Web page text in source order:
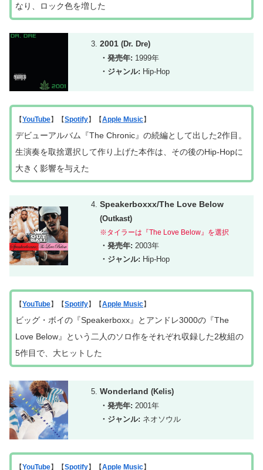
なり、ロック色を増した
2001(Dr. Dre)
・発売年: 1999年
・ジャンル: Hip-Hop
【YouTube】【Spotify】【Apple Music】
デビューアルバム『The Chronic』の続編として出した2作目。
生演奏を取捨選択して作り上げた本作は、その後のHip-Hopに
大きく影響を与えた
Speakerboxxx/The Love Below
(Outkast)
※タイラーは『The Love Below』を選択
・発売年: 2003年
・ジャンル: Hip-Hop
【YouTube】【Spotify】【Apple Music】
ビッグ・ボイの『Speakerboxx』とアンドレ3000の『The
Love Below』という二人のソロ作をそれぞれ収録した2枚組の
5作目で、大ヒットした
Wonderland (Kelis)
・発売年: 2001年
・ジャンル: ネオソウル
【YouTube】【Spotify】【Apple Music】